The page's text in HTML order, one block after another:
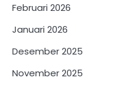
Februari 2026
Januari 2026
Desember 2025
November 2025